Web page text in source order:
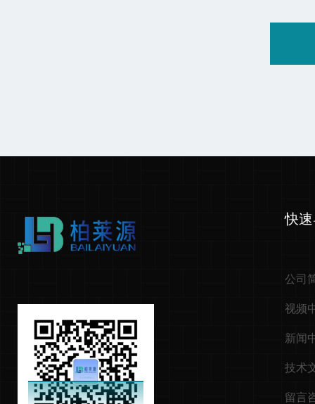
快
公司
视频
新闻
技术
留言